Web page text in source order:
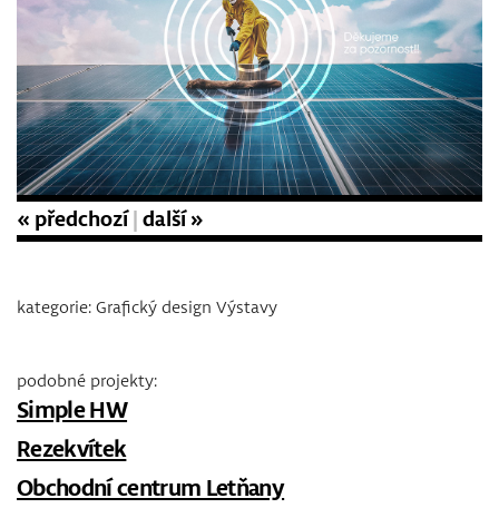
« předchozí|další »
kategorie: Grafický design Výstavy
podobné projekty:
Simple HW
Rezekvítek
Obchodní centrum Letňany